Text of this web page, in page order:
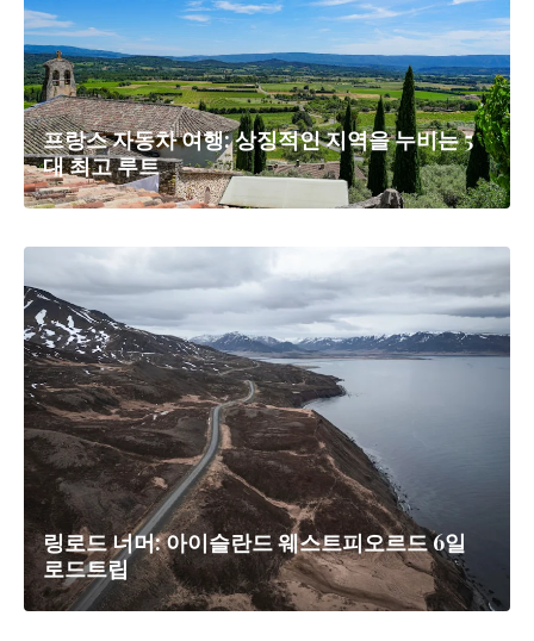
프랑스 자동차 여행: 상징적인 지역을 누비는 5
대 최고 루트
링로드 너머: 아이슬란드 웨스트피오르드 6일
로드트립